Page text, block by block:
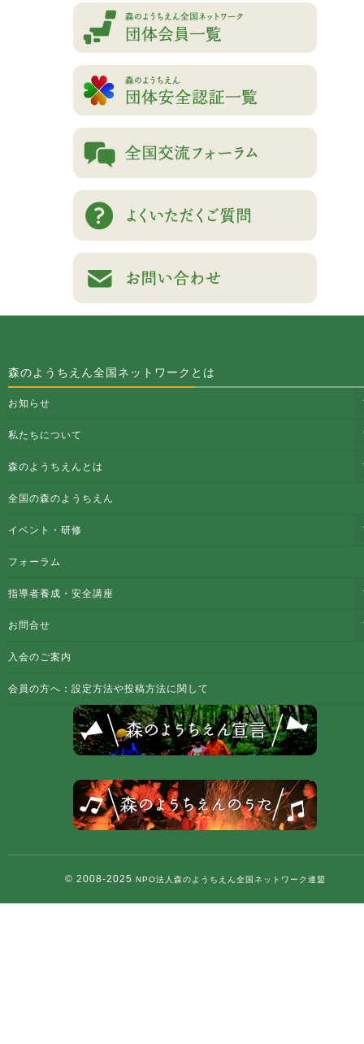
森のようちえん全国ネットワークとは
お知らせ
私たちについて
森のようちえんとは
全国の森のようちえん
イベント・研修
フォーラム
指導者養成・安全講座
お問合せ
入会のご案内
会員の方へ：設定方法や投稿方法に関して
© 2008-2025 NPO法人森のようちえん全国ネットワーク連盟